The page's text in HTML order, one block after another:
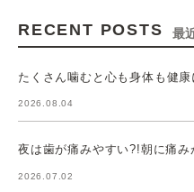
RECENT POSTS 最
たくさん噛むと心も身体も健
2026.08.04
夜は歯が痛みやすい?!朝に痛み
2026.07.02